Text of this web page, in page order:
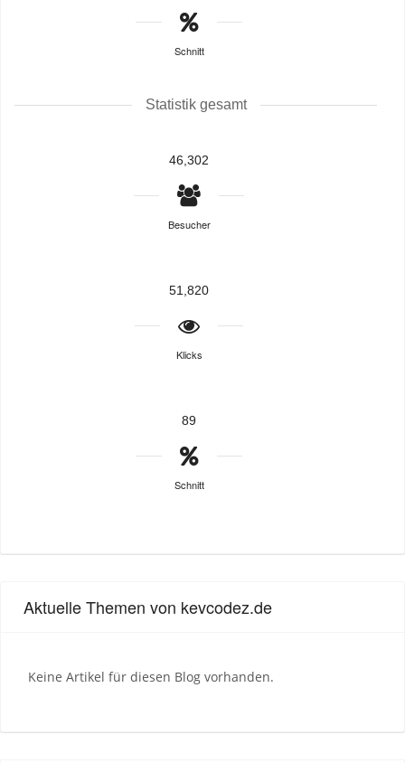
Schnitt
Statistik gesamt
46,302
Besucher
51,820
Klicks
89
Schnitt
Aktuelle Themen von kevcodez.de
Keine Artikel für diesen Blog vorhanden.